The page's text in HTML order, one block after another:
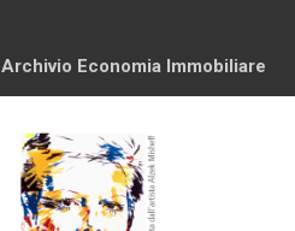
Archivio Economia Immobiliare